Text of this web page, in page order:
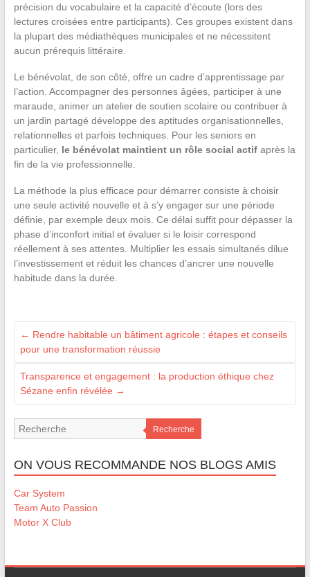
précision du vocabulaire et la capacité d’écoute (lors des
lectures croisées entre participants). Ces groupes existent dans
la plupart des médiathèques municipales et ne nécessitent
aucun prérequis littéraire.
Le bénévolat, de son côté, offre un cadre d’apprentissage par
l’action. Accompagner des personnes âgées, participer à une
maraude, animer un atelier de soutien scolaire ou contribuer à
un jardin partagé développe des aptitudes organisationnelles,
relationnelles et parfois techniques. Pour les seniors en
particulier, le bénévolat maintient un rôle social actifaprès la
fin de la vie professionnelle.
La méthode la plus efficace pour démarrer consiste à choisir
une seule activité nouvelle et à s’y engager sur une période
définie, par exemple deux mois. Ce délai suffit pour dépasser la
phase d’inconfort initial et évaluer si le loisir correspond
réellement à ses attentes. Multiplier les essais simultanés dilue
l’investissement et réduit les chances d’ancrer une nouvelle
habitude dans la durée.
← Rendre habitable un bâtiment agricole : étapes et conseils
pour une transformation réussie
Transparence et engagement : la production éthique chez
Sézane enfin révélée →
Recherche
ON VOUS RECOMMANDE NOS BLOGS AMIS
Car System
Team Auto Passion
Motor X Club